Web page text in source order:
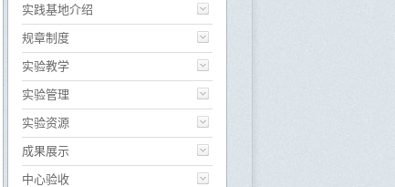
实践基地介绍
规章制度
实验教学
实验管理
实验资源
成果展示
中心验收